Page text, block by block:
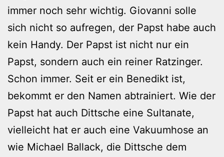
immer noch sehr wichtig. Giovanni solle
sich nicht so aufregen, der Papst habe auch
kein Handy. Der Papst ist nicht nur ein
Papst, sondern auch ein reiner Ratzinger.
Schon immer. Seit er ein Benedikt ist,
bekommt er den Namen abtrainiert. Wie der
Papst hat auch Dittsche eine Sultanate,
vielleicht hat er auch eine Vakuumhose an
wie Michael Ballack, die Dittsche dem